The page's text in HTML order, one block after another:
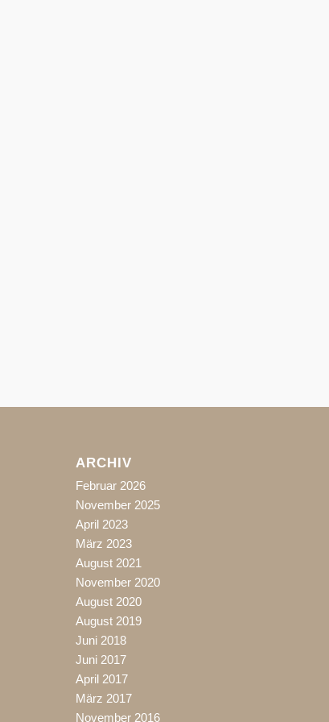
ARCHIV
Februar 2026
November 2025
April 2023
März 2023
August 2021
November 2020
August 2020
August 2019
Juni 2018
Juni 2017
April 2017
März 2017
November 2016